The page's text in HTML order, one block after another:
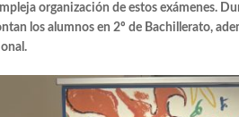
Alcer Salamanca 50 aniversario
Elisabeth Baucells. ATUVIBI
organización de estos exámenes.
los alumnos en 2º de Bachillerato,